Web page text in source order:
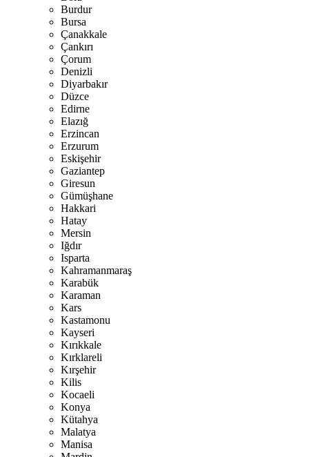
Burdur
Bursa
Çanakkale
Çankırı
Çorum
Denizli
Diyarbakır
Düzce
Edirne
Elazığ
Erzincan
Erzurum
Eskişehir
Gaziantep
Giresun
Gümüşhane
Hakkari
Hatay
Mersin
Iğdır
Isparta
Kahramanmaraş
Karabük
Karaman
Kars
Kastamonu
Kayseri
Kırıkkale
Kırklareli
Kırşehir
Kilis
Kocaeli
Konya
Kütahya
Malatya
Manisa